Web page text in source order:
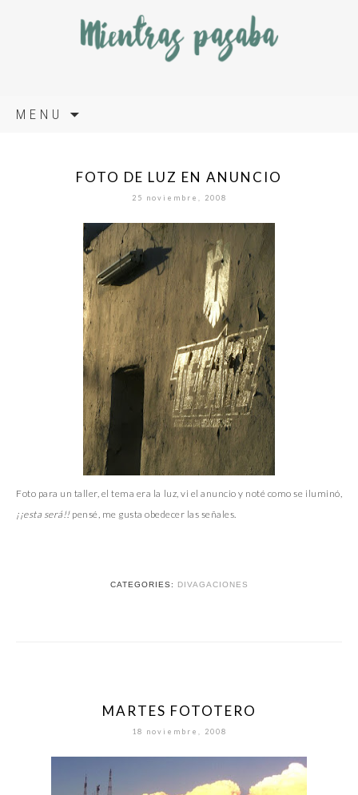
MENU
FOTO DE LUZ EN ANUNCIO
25 noviembre, 2008
Foto para un taller, el tema era la luz, vi el anuncio y noté como se iluminó,
¡¡esta será!!pensé, me gusta obedecer las señales.
CATEGORIES: DIVAGACIONES
MARTES FOTOTERO
18 noviembre, 2008